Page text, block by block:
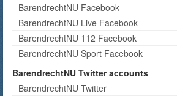
BarendrechtNU Facebook
BarendrechtNU Live Facebook
BarendrechtNU 112 Facebook
BarendrechtNU Sport Facebook
BarendrechtNU Twitter accounts
BarendrechtNU Twitter